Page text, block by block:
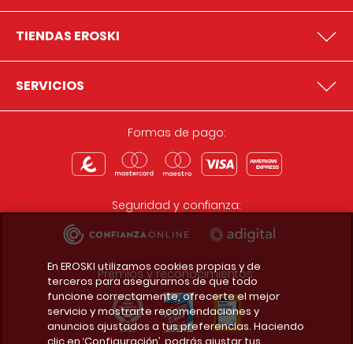
TIENDAS EROSKI
SERVICIOS
Formas de pago:
Seguridad y confianza:
Premios y reconocimientos:
En EROSKI utilizamos cookies propias y de
terceros para asegurarnos de que todo
funcione correctamente, ofrecerte el mejor
servicio y mostrarte recomendaciones y
anuncios ajustados a tus preferencias. Haciendo
clic en ‘Configuración’, podrás ajustar tus